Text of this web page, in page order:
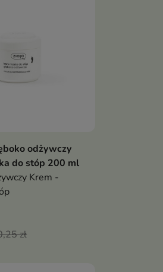
Dodaj do koszyka
odżywczy
do stóp 200 ml
Krem -
zł